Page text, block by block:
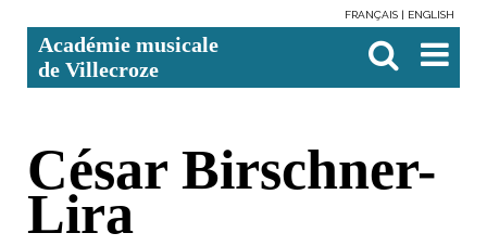
contenu.
Aller
à
personnels
FRANÇAIS ENGLISH
Académie musicale
de Villecroze

avancée…
César Birschner-
Lira